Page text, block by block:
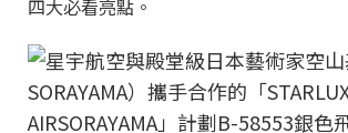
四大必看亮點。